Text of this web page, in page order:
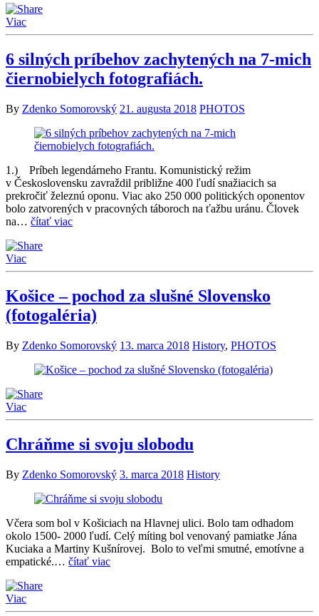
Viac
6 silných príbehov zachytených na 7-mich
čiernobielych fotografiách.
By Zdenko Somorovský 21. augusta 2018 PHOTOS
1.) Príbeh legendárneho Frantu. Komunistický režim
v Československu zavraždil približne 400 ľudí snažiacich sa
prekročiť železnú oponu. Viac ako 250 000 politických oponentov
bolo zatvorených v pracovných táboroch na ťažbu uránu. Človek
na… čítať viac
Viac
Košice – pochod za slušné Slovensko
(fotogaléria)
By Zdenko Somorovský 13. marca 2018 History, PHOTOS
Viac
Chráňme si svoju slobodu
By Zdenko Somorovský 3. marca 2018 History
Včera som bol v Košiciach na Hlavnej ulici. Bolo tam odhadom
okolo 1500- 2000 ľudí. Celý míting bol venovaný pamiatke Jána
Kuciaka a Martiny Kušnírovej. Bolo to veľmi smutné, emotívne a
empatické.… čítať viac
Viac